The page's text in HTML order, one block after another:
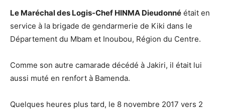
Le Maréchal des Logis-Chef HINMA Dieudonné était en
service à la brigade de gendarmerie de Kiki dans le
Département du Mbam et Inoubou, Région du Centre.
Comme son autre camarade décédé à Jakiri, il était lui
aussi muté en renfort à Bamenda.
Quelques heures plus tard, le 8 novembre 2017 vers 2